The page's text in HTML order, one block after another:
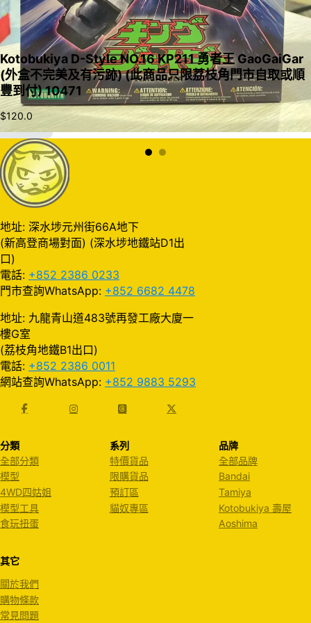
入購物車
Kotobukiya D-Style NO.16 KP211 勇者王 GaoGaiGar
(外盒不完美及有污跡) (此商品只限荔枝角門市自取或順
豐到付) 10471
$120.0
地址: 深水埗元州街66A地下
(新高登商場對面) (深水埗地鐵站D1出
口)
電話: +852 2386 0233
門市查詢WhatsApp: +852 6682 4478
地址: 九龍青山道483號再發工廠大廈一
樓G室
(荔枝角地鐵B1出口)
電話: +852 2386 0011
網站查詢WhatsApp: +852 9883 5293
分類
全部分類
模型
4WD四姑姐
模型工具
食玩扭蛋
系列
特價貨品
限購貨品
預訂區
貓奴專區
品牌
全部品牌
Bandai
Tamiya
Kotobukiya 壽屋
Aoshima
其它
關於我們
購物條款
常見問題